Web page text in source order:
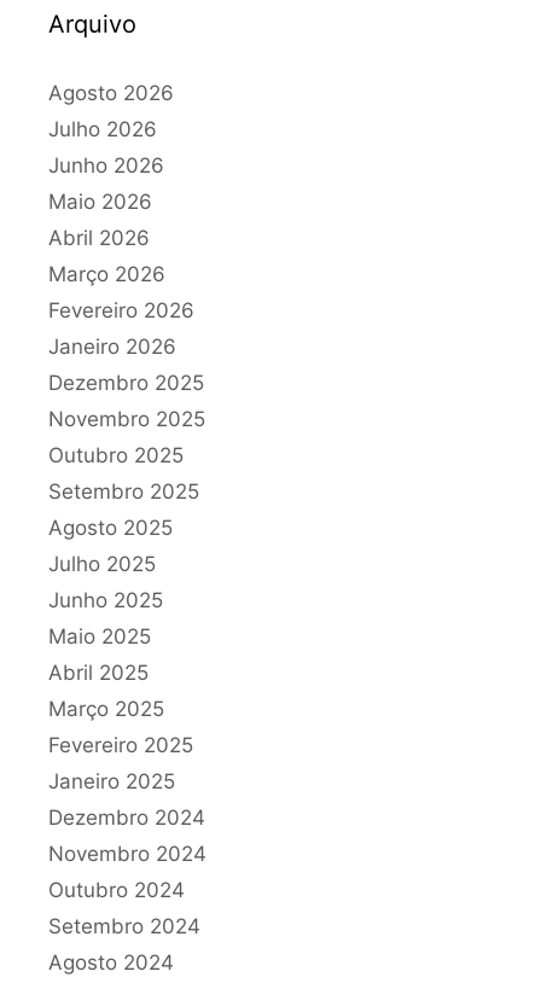
Arquivo
Agosto 2026
Julho 2026
Junho 2026
Maio 2026
Abril 2026
Março 2026
Fevereiro 2026
Janeiro 2026
Dezembro 2025
Novembro 2025
Outubro 2025
Setembro 2025
Agosto 2025
Julho 2025
Junho 2025
Maio 2025
Abril 2025
Março 2025
Fevereiro 2025
Janeiro 2025
Dezembro 2024
Novembro 2024
Outubro 2024
Setembro 2024
Agosto 2024